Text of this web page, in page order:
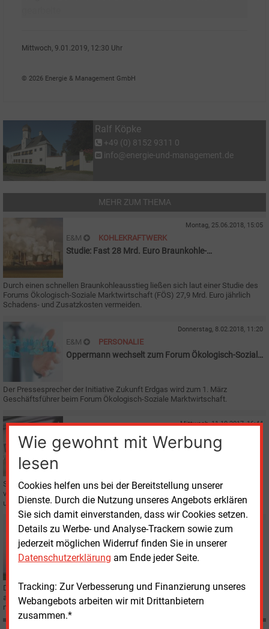
Wie gewohnt mit Werbung
lesen
Cookies helfen uns bei der Bereitstellung unserer
Dienste. Durch die Nutzung unseres Angebots erklären
Sie sich damit einverstanden, dass wir Cookies setzen.
Details zu Werbe- und Analyse-Trackern sowie zum
jederzeit möglichen Widerruf finden Sie in unserer
Datenschutzerklärung am Ende jeder Seite.
Tracking: Zur Verbesserung und Finanzierung unseres
Webangebots arbeiten wir mit Drittanbietern
zusammen.*
Mittwoch, 9.01.2019, 12:30 Uhr
© 2026 Energie & Management GmbH
Ralf Köpke
+49 (0) 8152 9311 0
info@energie-und-management.de
MEHR ZUM THEMA
Montag, 25.06.2018, 15:05
E&M KOHLEKRAFTWERK
Studie: Fast 28 Mrd. Euro Braunkohle-
Durch einen schnellen Braunkohleausstieg ließen sich laut einer Studie des
Forums Ökologisch-Soziale Marktwirtschaft (FÖS) 27,9 Mrd. Euro jährlich
Schadens- und Zusatzkosten vermeiden.
Donnerstag, 8.02.2018, 11:20
E&M PERSONALIE
Oppermann wechselt zum Forum Ökologisch-Soziale
Der Pressesprecher der Initiative Zukunft Erdgas wird zum 1. März
Geschäftsführer beim Forum Ökologisch-Soziale Marktwirtschaft.
Mittwoch, 11.10.2017, 16:44
STROM
Die wahren Stromkosten adressieren
Sollen erneuerbare Energien ohne Förderung auskommen, so müssten die
von konventionellen Energieträgern verursachten Kosten eingepreist werden,
um Marktverzerrungen zu beseitigen.
Donnerstag, 27.04.2017, 10:49
E&M KERNKRAFT
Kosten von Atomunfällen sind unzureichend
abgesichert
Die Atomkraftwerke in Deutschlands Nachbarländern sind laut einer Studie
allesamt nicht ausreichend versichert, um die Kosten eines schweren
nuklearen Unfalls zu decken.